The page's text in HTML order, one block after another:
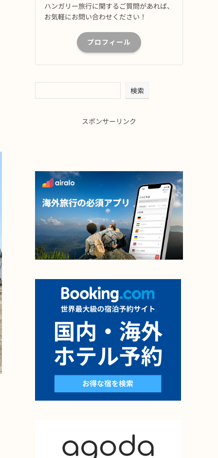
ハンガリー旅行に関するご質問があれば、
お気軽にお問い合わせください！
プロフィール
検索
スポンサーリンク